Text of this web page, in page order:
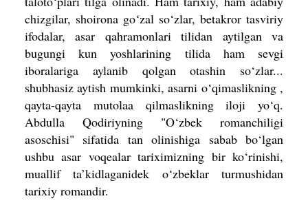
chizgilar, shoirona go‘zal so‘zlar, betakror tasviriy
ifodalar, asar qahramonlari tilidan aytilgan va
bugungi kun yoshlarining tilida ham sevgi
iboralariga aylanib qolgan otashin so‘zlar...
shubhasiz aytish mumkinki, asarni o‘qimaslikning ,
qayta-qayta mutolaa qilmaslikning iloji yo‘q.
Abdulla Qodiriyning "O‘zbek romanchiligi
asoschisi" sifatida tan olinishiga sabab bo‘lgan
ushbu asar voqealar tariximizning bir ko‘rinishi,
muallif ta’kidlaganidek o‘zbeklar turmushidan
tarixiy romandir.